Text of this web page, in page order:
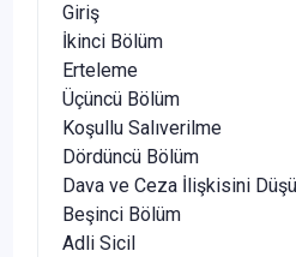
Giriş
İkinci Bölüm
Erteleme
Üçüncü Bölüm
Koşullu Salıverilme
Dördüncü Bölüm
Dava ve Ceza İlişkisini
Beşinci Bölüm
Adli Sicil